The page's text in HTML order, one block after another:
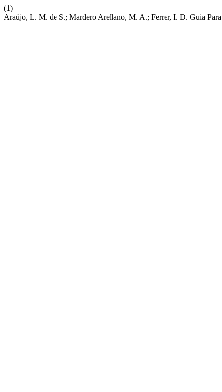
(1)
Araújo, L. M. de S.; Mardero Arellano, M. A.; Ferrer, I. D. Guia